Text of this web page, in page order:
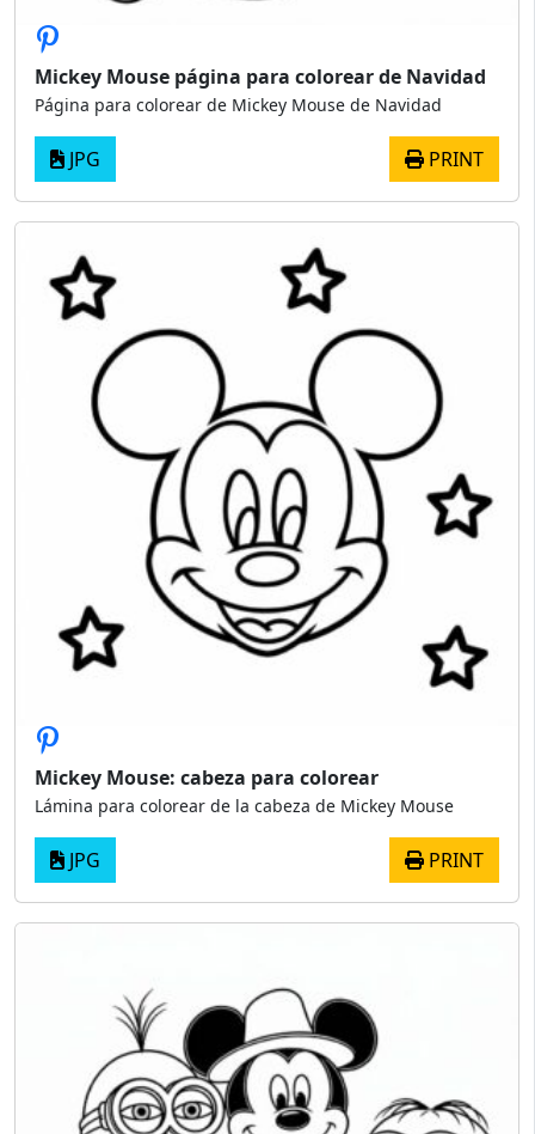
Mickey Mouse página para colorear de Navidad
Página para colorear de Mickey Mouse de Navidad
JPG PRINT
Mickey Mouse: cabeza para colorear
Lámina para colorear de la cabeza de Mickey Mouse
JPG PRINT